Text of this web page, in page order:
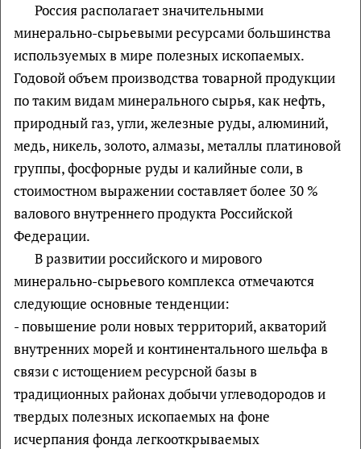
Россия располагает значительными
минерально-сырьевыми ресурсами большинства
используемых в мире полезных ископаемых.
Годовой объем производства товарной продукции
по таким видам минерального сырья, как нефть,
природный газ, угли, железные руды, алюминий,
медь, никель, золото, алмазы, металлы платиновой
группы, фосфорные руды и калийные соли, в
стоимостном выражении составляет более 30 %
валового внутреннего продукта Российской
Федерации.
В развитии российского и мирового
минерально-сырьевого комплекса отмечаются
следующие основные тенденции:
- повышение роли новых территорий, акваторий
внутренних морей и континентального шельфа в
связи с истощением ресурсной базы в
традиционных районах добычи углеводородов и
твердых полезных ископаемых на фоне
исчерпания фонда легкооткрываемых